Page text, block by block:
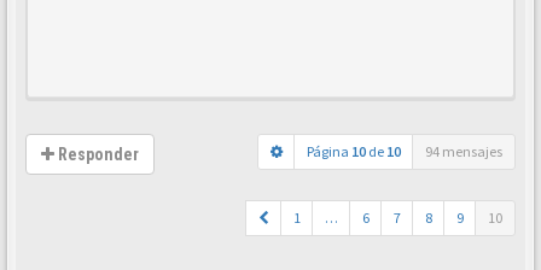
Responder Página 10 de 10 94 mensajes
1 … 6 7 8 9 10